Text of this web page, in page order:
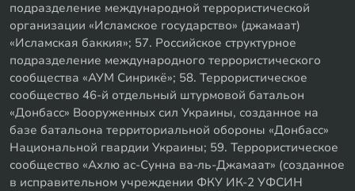
подразделение международной террористической
организации «Исламское государство» (джамаат)
«Исламская баккия»; 57. Российское структурное
подразделение международного террористического
сообщества «АУМ Синрикё»; 58. Террористическое
сообщество 46-й отдельный штурмовой батальон
«Донбасс» Вооруженных сил Украины, созданное на
базе батальона территориальной обороны «Донбасс»
Национальной гвардии Украины; 59. Террористическое
сообщество «Ахлю ас-Сунна ва-ль-Джамаат» (созданное
в исправительном учреждении ФКУ ИК-2 УФСИН